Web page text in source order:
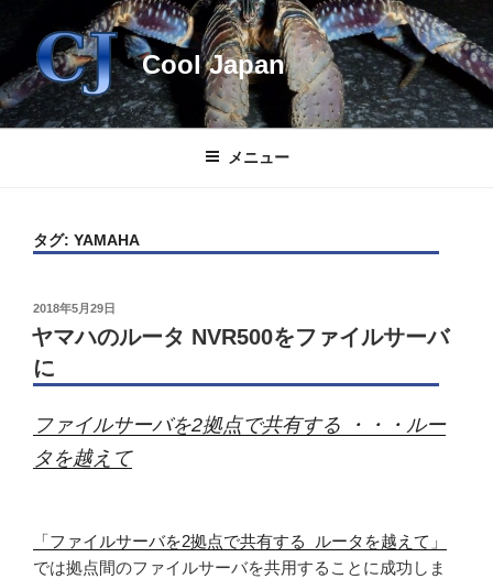
ン
ツ
Cool Japan
メニュー
タグ: YAMAHA
投
稿
日:
2018年5月29日
ヤマハのルータ NVR500をファイルサーバ
に
ファイルサーバを2拠点で共有する ・・・ルー
タを越えて
「ファイルサーバを2拠点で共有する ルータを越えて」
では拠点間のファイルサーバを共用することに成功しま